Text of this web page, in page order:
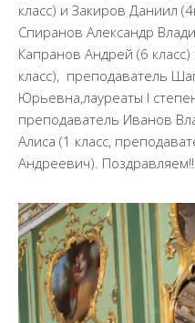
Платные
Вакантные места для
обучающихся
Международное
Педагогический
Информационная
Дистанционное
Организация питания в
организации
Обратная связь
класс) и Закиров Даниил
Спиранов Александр
Капранов Андрей (6
класс), преподаватель
Юрьевна,лауреаты I
преподаватель Иванов
Алиса (1 класс,
Андреевич).